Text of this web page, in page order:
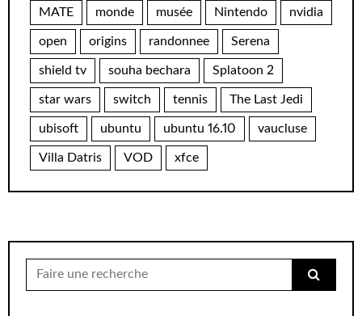
MATE monde musée Nintendo nvidia
open origins randonnee Serena
shield tv souha bechara Splatoon 2
star wars switch tennis The Last Jedi
ubisoft ubuntu ubuntu 16.10 vaucluse
Villa Datris VOD xfce
pour: